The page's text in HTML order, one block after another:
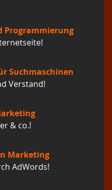
Programmierung
Suchmaschinen
Verstand!
& co.!
Marketing
AdWords!